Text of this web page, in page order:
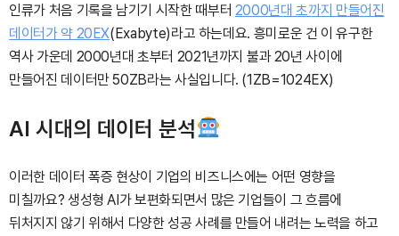
인류가 처음 기록을 남기기 시작한 때부터 2000년대 초까지 만들어진
데이터가 약 20EX(Exabyte)라고 하는데요. 흥미로운 건 이 유구한
역사 가운데 2000년대 초부터 2021년까지 불과 20년 사이에
만들어진 데이터만 50ZB라는 사실입니다. (1ZB=1024EX)
AI 시대의 데이터 분석
이러한 데이터 폭증 현상이 기업의 비즈니스에는 어떤 영향을
미칠까요? 생성형 AI가보편화되면서 많은 기업들이 그 흐름에
뒤처지지 않기 위해서 다양한 성공 사례를 만들어 내려는 노력을 하고